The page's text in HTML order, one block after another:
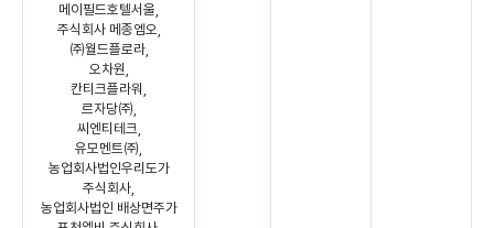
메이필드호텔서울,
주식회사 메종엠오,
㈜월드플로라,
오차원,
칸티크플라워,
르자당㈜,
씨엔티테크,
유모멘트㈜,
농업회사법인우리도가
주식회사,
농업회사법인 배상면주가